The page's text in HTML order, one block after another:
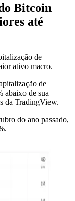
Bitcoin
até
de
ativo macro.
de
abaixo de sua
da TradingView.
do ano passado,